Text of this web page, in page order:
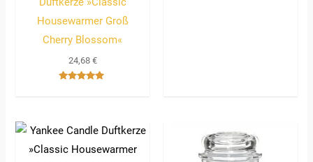
Housewarmer Groß
Cherry Blossom«
24,68 €